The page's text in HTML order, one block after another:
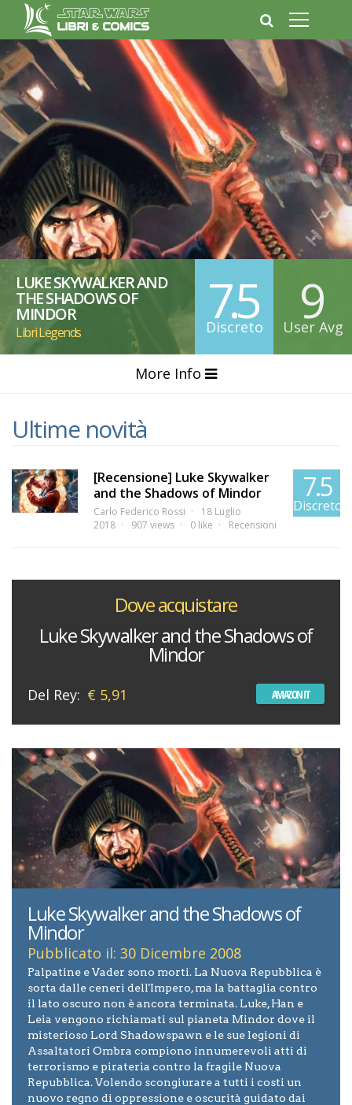
LUKE SKYWALKER AND
THE SHADOWS OF
MINDOR
Libri Legends
7.5
Discreto 9
User Avg
More Info
Ultime novità
[Recensione] Luke Skywalker
and the Shadows of Mindor
Carlo Federico Rossi
18 Luglio
2018
907 views 0 like Recensioni
7.5
Discreto
Dove acquistare
Luke Skywalker and the Shadows of
Mindor
Del Rey: € 5,91 AMAZON IT
Luke Skywalker and the Shadows of
Mindor
Pubblicato il: 30 Dicembre 2008
Palpatine e Vader sono morti. La Nuova Repubblica è
sorta dalle ceneri dell'Impero, ma la battaglia contro
il lato oscuro non è ancora terminata. Luke, Han e
Leia vengono richiamati sul pianeta Mindor dove il
misterioso Lord Shadowspawn e le sue legioni di
Assaltatori Ombra compiono innumerevoli atti di
terrorismo e pirateria contro la fragile Nuova
Repubblica. Volendo scongiurare a tutti i costi un
nuovo regno di oppressione e oscurità guidato dai